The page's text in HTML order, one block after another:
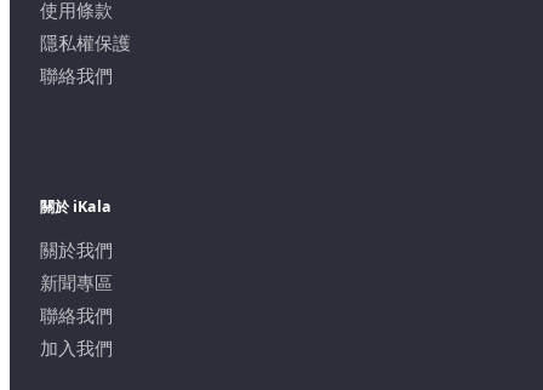
使用條款
隱私權保護
聯絡我們
關於 iKala
關於我們
新聞專區
聯絡我們
加入我們